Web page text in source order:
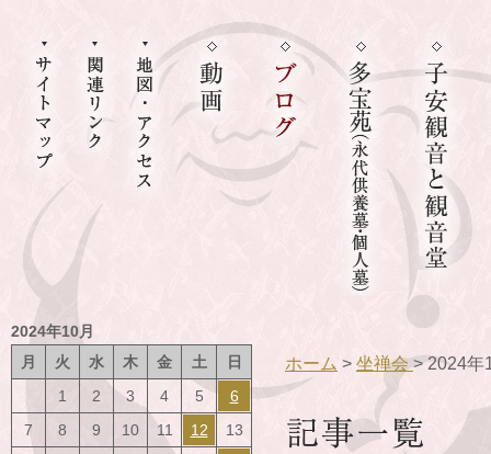
2024年10月
月
火 水 木 金 土
日
1
2 3 4 5
6
7
8 9 10 11 12
13
ホーム > 坐禅会 > 2024年